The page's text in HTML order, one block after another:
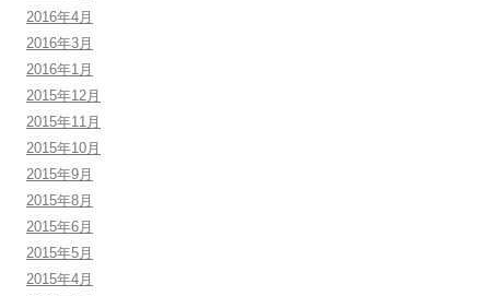
2016年4月
2016年3月
2016年1月
2015年12月
2015年11月
2015年10月
2015年9月
2015年8月
2015年6月
2015年5月
2015年4月